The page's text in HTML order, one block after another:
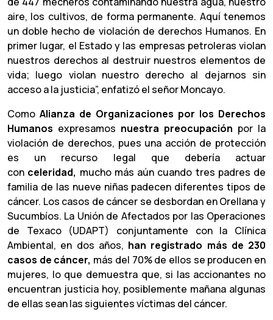
aire, los cultivos, de forma permanente. Aquí tenemos
un doble hecho de violación de derechos Humanos. En
primer lugar, el Estado y las empresas petroleras violan
nuestros derechos al destruir nuestros elementos de
vida; luego violan nuestro derecho al dejarnos sin
acceso a la justicia”, enfatizó el señor Moncayo.
Como Alianza de Organizaciones por los Derechos
Humanos expresamos nuestra preocupación por la
violación de derechos, pues una acción de protección
es un recurso legal que debería actuar
con celeridad, mucho más aún cuando tres padres de
familia de las nueve niñas padecen diferentes tipos de
cáncer. Los casos de cáncer se desbordan en Orellana y
Sucumbíos. La Unión de Afectados por las Operaciones
de Texaco (UDAPT) conjuntamente con la Clínica
Ambiental, en dos años, han registrado más de 230
casos de cáncer, más del 70% de ellos se producen en
mujeres, lo que demuestra que, si las accionantes no
encuentran justicia hoy, posiblemente mañana algunas
de ellas sean las siguientes víctimas del cáncer.